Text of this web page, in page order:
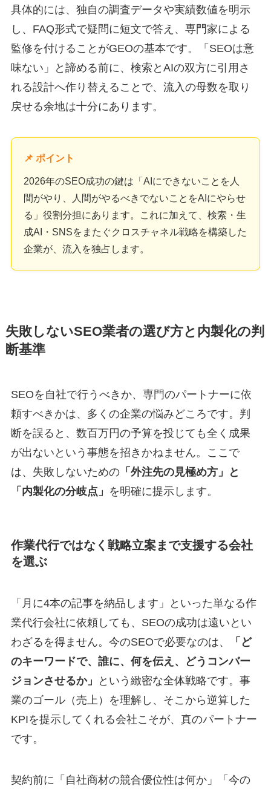
具体的には、独自の調査データや実績数値を明示
し、FAQ形式で疑問に短文で答え、専門家による
監修を付けることがGEOの基本です。「SEOは意
味ない」と諦める前に、検索とAIの双方に引用さ
れる設計へ作り替えることで、流入の母数を取り
戻せる余地は十分にあります。
📌 ポイント
2026年のSEO成功の鍵は「AIにできないことを人
間がやり、人間がやるべきでないことをAIにやらせ
る」役割分担にあります。これに加えて、検索・生
成AI・SNSをまたぐクロスチャネル戦略を構築した
企業が、流入を独占します。
失敗しないSEO業者の選び方と内製化の判
断基準
SEOを自社で行うべきか、専門のパートナーに依
頼すべきかは、多くの企業の悩みどころです。判
断を誤ると、数百万円の予算を投じても全く成果
が出ないという事態を招きかねません。ここで
は、失敗しないための「外注先の見極め方」と
「内製化の分岐点」 を明確に提示します。
作業代行ではなく戦略立案まで支援する会社
を選ぶ
「月に4本の記事を納品します」といった単なる作
業代行会社に依頼しても、SEOの成功は遠いとい
わざるを得ません。今のSEOで必要なのは、
「ど
のキーワードで、誰に、何を伝え、どうコンバー
ジョンさせるか」
という緻密な全体戦略です。事
業のゴール（売上）を理解し、そこから逆算した
KPIを提示してくれる会社こそが、真のパートナー
です。
契約前に「自社商材の競合優位性は何か」「今の